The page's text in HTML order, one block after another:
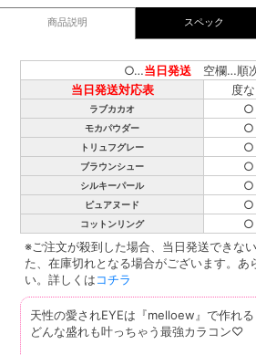
商品説明 スペック
○…当日発送 空欄…順
当日発送対応表
度
ラブカカオ ○
モカパウダー ○
トリュフグレー ○
ブラウンシュー ○
シルキーパール ○
ピュアヌード ○
コットンリング ○
※ご注文が殺到した場合、当日発送できな
た、在庫切れとなる場合がございます。あ
い。詳しくはコチラ
天性の愛されEYEは『melloew』で作れる
どんな盛れも叶っちゃう最強カラコン♡